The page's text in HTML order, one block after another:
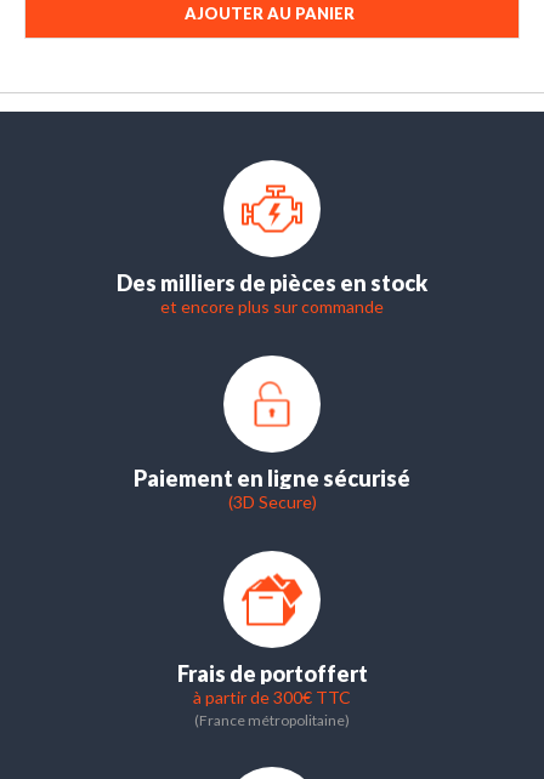
AJOUTER AU PANIER
Des milliers de pièces en stock
et encore plus sur commande
Paiement en ligne sécurisé
(3D Secure)
Frais de portoffert
à partir de 300€ TTC
(France métropolitaine)